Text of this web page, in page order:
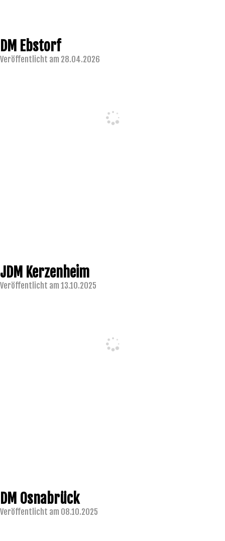
DM Ebstorf
Veröffentlicht am 28.04.2026
JDM Kerzenheim
Veröffentlicht am 13.10.2025
DM Osnabrück
Veröffentlicht am 08.10.2025